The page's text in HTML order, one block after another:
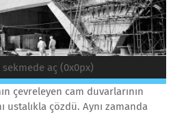
aç (0x0px)
çevreleyen cam duvarlarının
ustalıkla çözdü. Aynı zamanda